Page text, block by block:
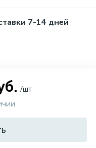
7-14 дней
/шт